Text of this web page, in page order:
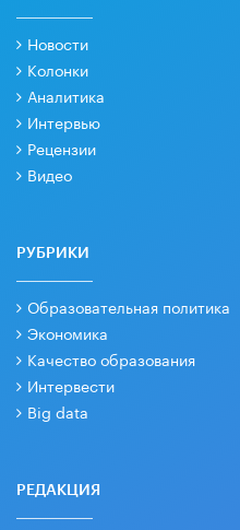
Новости
Колонки
Аналитика
Интервью
Рецензии
Видео
РУБРИКИ
Образовательная политика
Экономика
Качество образования
Интервести
Big data
РЕДАКЦИЯ